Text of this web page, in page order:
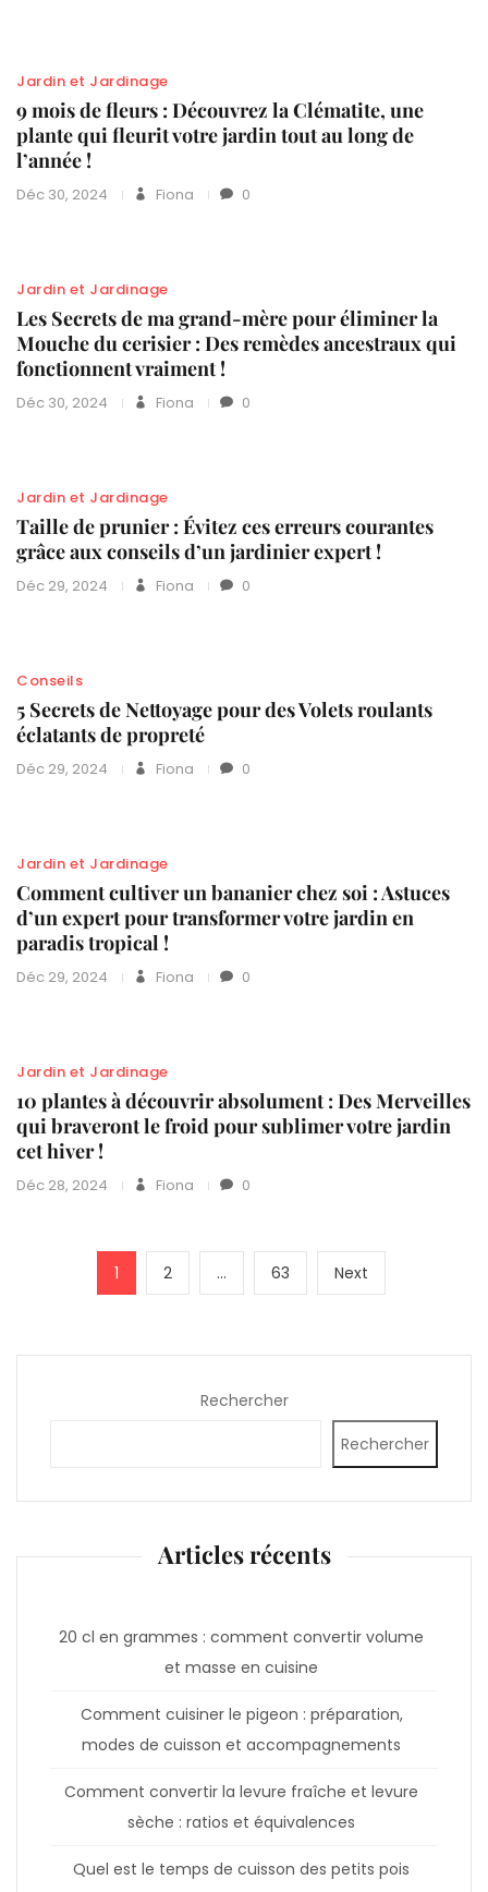
Jardin et Jardinage
9 mois de fleurs : Découvrez la Clématite, une
plante qui fleurit votre jardin tout au long de
l’année !
Déc 30, 2024 Fiona 0
Jardin et Jardinage
Les Secrets de ma grand-mère pour éliminer la
Mouche du cerisier : Des remèdes ancestraux qui
fonctionnent vraiment !
Déc 30, 2024 Fiona 0
Jardin et Jardinage
Taille de prunier : Évitez ces erreurs courantes
grâce aux conseils d’un jardinier expert !
Déc 29, 2024 Fiona 0
Conseils
5 Secrets de Nettoyage pour des Volets roulants
éclatants de propreté
Déc 29, 2024 Fiona 0
Jardin et Jardinage
Comment cultiver un bananier chez soi : Astuces
d’un expert pour transformer votre jardin en
paradis tropical !
Déc 29, 2024 Fiona 0
Jardin et Jardinage
10 plantes à découvrir absolument : Des Merveilles
qui braveront le froid pour sublimer votre jardin
cet hiver !
Déc 28, 2024 Fiona 0
Pagination
des
Page
1 Page
2 … Page
63 Next
page
Rechercher
Rechercher
Articles récents
20 cl en grammes : comment convertir volume
et masse en cuisine
Comment cuisiner le pigeon : préparation,
modes de cuisson et accompagnements
Comment convertir la levure fraîche et levure
sèche : ratios et équivalences
Quel est le temps de cuisson des petits pois